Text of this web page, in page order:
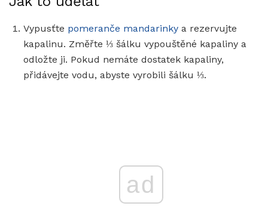
Vypusťte pomeranče mandarinky a rezervujte
kapalinu. Změřte ⅓ šálku vypouštěné kapaliny a
odložte ji. Pokud nemáte dostatek kapaliny,
přidávejte vodu, abyste vyrobili šálku ⅓.
ad